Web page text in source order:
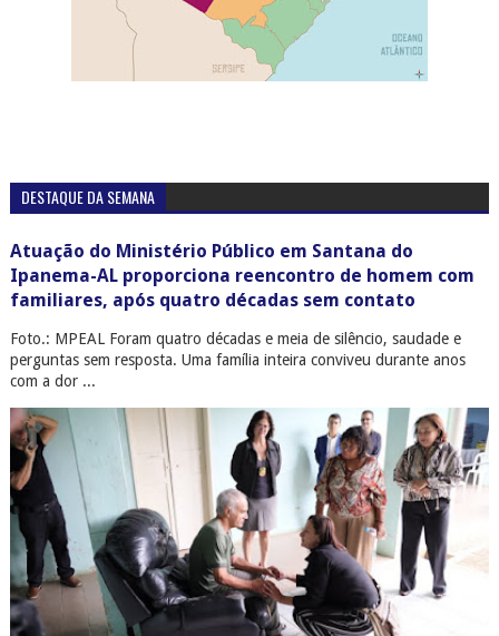
DESTAQUE DA SEMANA
Atuação do Ministério Público em Santana do
Ipanema-AL proporciona reencontro de homem com
familiares, após quatro décadas sem contato
Foto.: MPEAL Foram quatro décadas e meia de silêncio, saudade e
perguntas sem resposta. Uma família inteira conviveu durante anos
com a dor ...